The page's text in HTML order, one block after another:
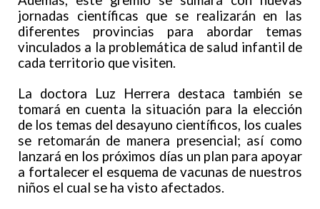
jornadas científicas que se realizarán en las
diferentes provincias para abordar temas
vinculados a la problemática de salud infantil de
cada territorio que visiten.
La doctora Luz Herrera destaca también se
tomará en cuenta la situación para la elección
de los temas del desayuno científicos, los cuales
se retomarán de manera presencial; así como
lanzará en los próximos días un plan para apoyar
a fortalecer el esquema de vacunas de nuestros
niños el cual se ha visto afectados.